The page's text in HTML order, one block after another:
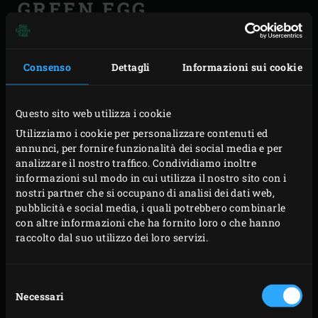
Consenso Dettagli Informazioni sui cookie
Questo sito web utilizza i cookie
Utilizziamo i cookie per personalizzare contenuti ed
annunci, per fornire funzionalità dei social media e per
analizzare il nostro traffico. Condividiamo inoltre
informazioni sul modo in cui utilizza il nostro sito con i
nostri partner che si occupano di analisi dei dati web,
pubblicità e social media, i quali potrebbero combinarle
con altre informazioni che ha fornito loro o che hanno
raccolto dal suo utilizzo dei loro servizi.
delNecessari
GREEN EGG
perfezionare il kamado, trasformandolo in qualcosa di
unico. Il caratteristico colore verde ha reso ogni modello
selezionarele migliori ceramiche al mondo. Ancora oggi,
Big Green Egg è l’unico marchio di kamado i cui
componenti in ceramica vengono realizzati in uno
stabilimento altamente tecnologico in Messico, e ogni
modello è rifinito con una resistente smaltatura in
porcellana.